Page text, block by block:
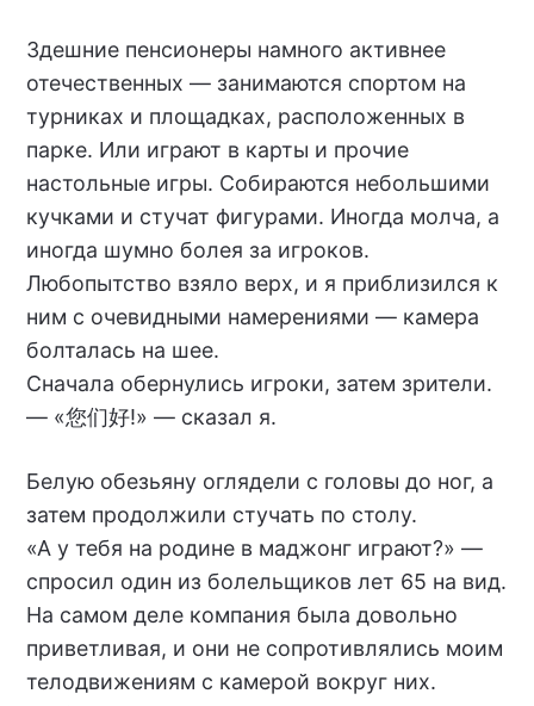
Здешние пенсионеры намного активнее
отечественных — занимаются спортом на
турниках и площадках, расположенных в
парке. Или играют в карты и прочие
настольные игры. Собираются небольшими
кучками и стучат фигурами. Иногда молча, а
иногда шумно болея за игроков.
Любопытство взяло верх, и я приблизился к
ним с очевидными намерениями — камера
болталась на шее.
Сначала обернулись игроки, затем зрители.
— «您们好!» — сказал я.
Белую обезьяну оглядели с головы до ног, а
затем продолжили стучать по столу.
«А у тебя на родине в маджонг играют?» —
спросил один из болельщиков лет 65 на вид.
На самом деле компания была довольно
приветливая, и они не сопротивлялись моим
телодвижениям с камерой вокруг них.